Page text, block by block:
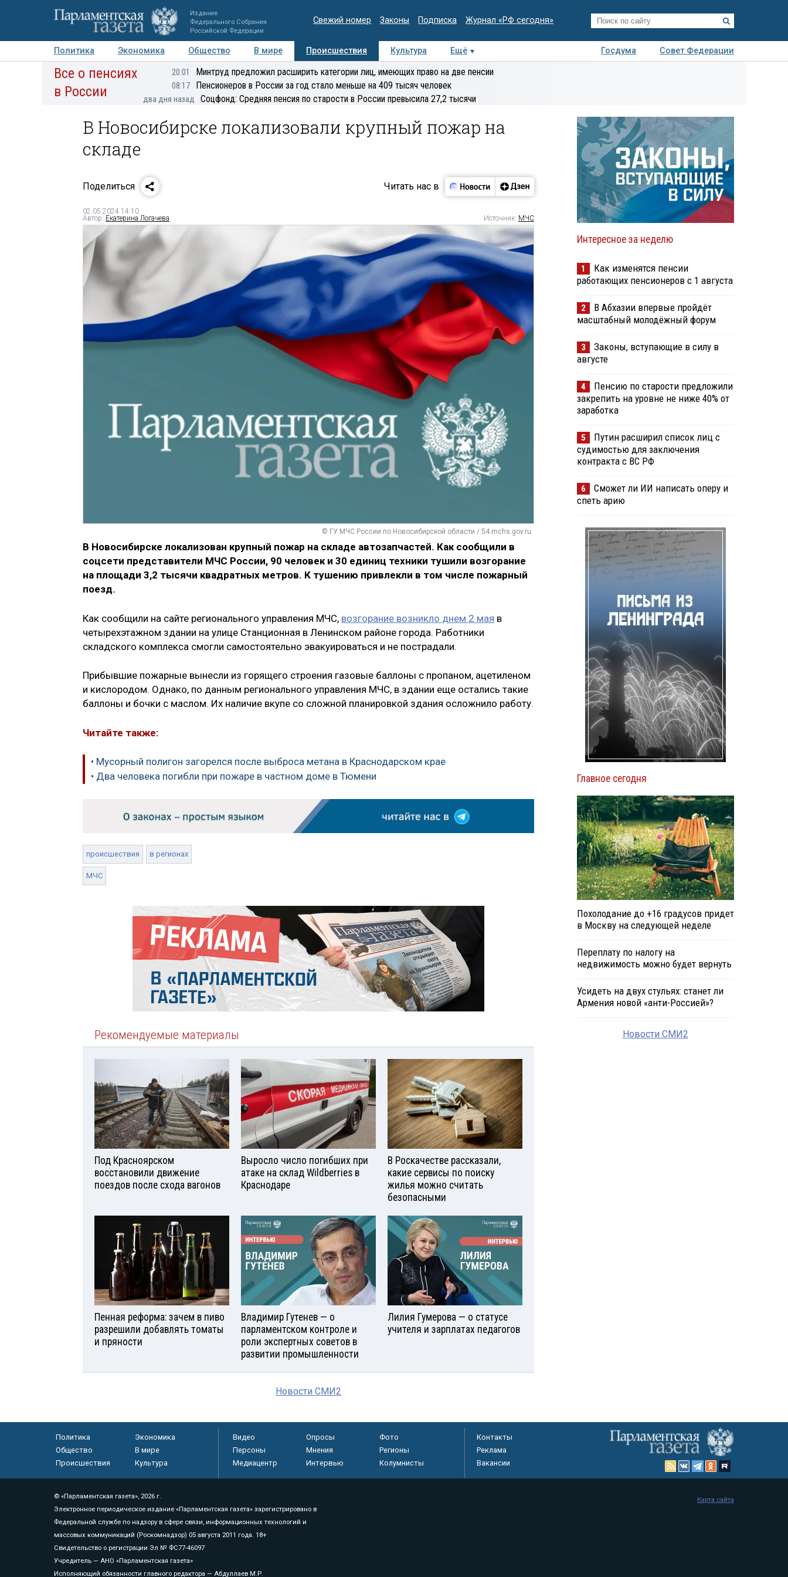
Издание
Федерального Собрания
Российской Федерации
Свежий номер Законы Подписка Журнал «РФ сегодня»
Политика Экономика Общество В мире Происшествия Культура Ещё Госдума
Совет Федерации
Авторы Персоны Мнения Регионы Медиацентр Интервью Колумнисты
Деловая
Все о пенсиях
в России
20:01 Минтруд предложил расширить категории лиц, имеющих право на две пенсии
08:17 Пенсионеров в России за год стало меньше на 409 тысяч человек
два дня назад Соцфонд: Средняя пенсия по старости в России превысила 27,2 тысячи
В Новосибирске локализовали крупный пожар на
складе
Поделиться Читать нас в
02.05.2024 14:10
Автор: Екатерина Логачева Источник: МЧС
© ГУ МЧС России по Новосибирской области / 54.mchs.gov.ru
В Новосибирске локализован крупный пожар на складе автозапчастей. Как сообщили в
соцсети представители МЧС России, 90 человек и 30 единиц техники тушили возгорание
на площади 3,2 тысячи квадратных метров. К тушению привлекли в том числе пожарный
поезд.
Как сообщили на сайте регионального управления МЧС, возгорание возникло днем 2 мая в
четырехэтажном здании на улице Станционная в Ленинском районе города. Работники
складского комплекса смогли самостоятельно эвакуироваться и не пострадали.
Прибывшие пожарные вынесли из горящего строения газовые баллоны с пропаном, ацетиленом
и кислородом. Однако, по данным регионального управления МЧС, в здании еще остались такие
баллоны и бочки с маслом. Их наличие вкупе со сложной планировкой здания осложнило работу.
Читайте также:
• Мусорный полигон загорелся после выброса метана в Краснодарском крае
• Два человека погибли при пожаре в частном доме в Тюмени
происшествия в регионах
МЧС
Рекомендуемые материалы
Под Красноярском
восстановили движение
поездов после схода вагонов
Выросло число погибших при
атаке на склад Wildberries в
Краснодаре
В Роскачестве рассказали,
какие сервисы по поиску
жилья можно считать
безопасными
Пенная реформа: зачем в пиво
разрешили добавлять томаты
и пряности
Владимир Гутенев — о
парламентском контроле и
роли экспертных советов в
развитии промышленности
Лилия Гумерова — о статусе
учителя и зарплатах педагогов
Новости СМИ2
Интересное за неделю
1
Как изменятся пенсии
работающих пенсионеров с 1 августа
2
В Абхазии впервые пройдёт
масштабный молодёжный форум
3
Законы, вступающие в силу в
августе
4
Пенсию по старости предложили
закрепить на уровне не ниже 40% от
заработка
5
Путин расширил список лиц с
судимостью для заключения
контракта с ВС РФ
6
Сможет ли ИИ написать оперу и
спеть арию
Главное сегодня
Похолодание до +16 градусов придет
в Москву на следующей неделе
Переплату по налогу на
недвижимость можно будет вернуть
Усидеть на двух стульях: станет ли
Армения новой «анти-Россией»?
Новости СМИ2
Политика
Экономика
Общество
В мире
Происшествия
Культура
Видео Опросы
Фото
Персоны
Мнения
Регионы
Медиацентр
Интервью Колумнисты
Контакты
Реклама
Вакансии
© «Парламентская газета», 2026 г.
Электронное периодическое издание «Парламентская газета» зарегистрировано в
Федеральной службе по надзору в сфере связи, информационных технологий и
массовых коммуникаций (Роскомнадзор) 05 августа 2011 года. 18+
Свидетельство о регистрации Эл № ФС77-46097
Учредитель — АНО «Парламентская газета»
Исполняющий обязанности главного редактора — Абдуллаев М.Р.
Карта сайта